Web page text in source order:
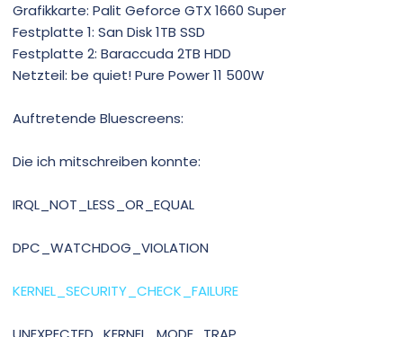
Grafikkarte: Palit Geforce GTX 1660 Super
Festplatte 1: San Disk 1TB SSD
Festplatte 2: Baraccuda 2TB HDD
Netzteil: be quiet! Pure Power 11 500W
Auftretende Bluescreens:
Die ich mitschreiben konnte:
IRQL_NOT_LESS_OR_EQUAL
DPC_WATCHDOG_VIOLATION
KERNEL_SECURITY_CHECK_FAILURE